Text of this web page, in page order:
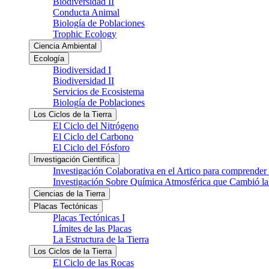
Conducta Animal
Biología de Poblaciones
Trophic Ecology
Ciencia Ambiental
Ecología
Biodiversidad I
Biodiversidad II
Servicios de Ecosistema
Biología de Poblaciones
Los Ciclos de la Tierra
El Ciclo del Nitrógeno
El Ciclo del Carbono
El Ciclo del Fósforo
Investigación Cientifica
Investigación Colaborativa en el Artico para
Investigación Sobre Química Atmosférica que Cambió
Ciencias de la Tierra
Placas Tectónicas
Placas Tectónicas I
Límites de las Placas
La Estructura de la Tierra
Los Ciclos de la Tierra
El Ciclo de las Rocas